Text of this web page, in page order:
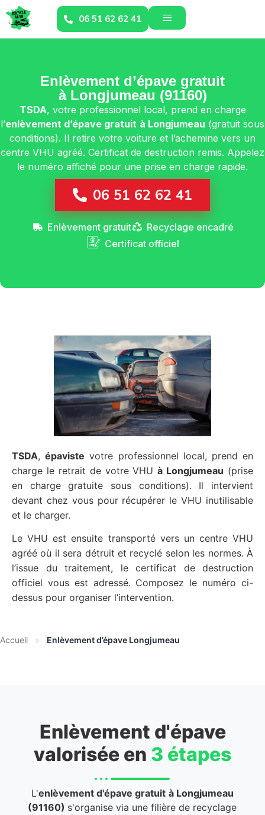
06 51 62 62 41
Enlèvement d’épave gratuit
à Longjumeau (91160)
TSDA, votre professionnel local, prend en charge
l’enlèvement d’épave gratuit à Longjumeau (gratuit sous
conditions). Il retire votre voiture et l’achemine vers un
centre VHU agréé. Certificat de destruction remis. Appelez
le numéro affiché pour une prise en charge rapide.
06 51 62 62 41
Enlèvement gratuit
Recyclage encadré
Certificat officiel
TSDA,épaviste votre professionnel local, prend en
charge le retrait de votre VHUà Longjumeau (prise
en charge gratuite sous conditions). Il intervient
devant chez vous pour récupérer le VHU inutilisable
et le charger.
Le VHU est ensuite transporté vers un centre VHU
agréé où il sera détruit et recyclé selon les normes. À
l’issue du traitement, le certificat de destruction
officiel vous est adressé. Composez le numéro ci-
dessus pour organiser l’intervention.
Accueil » Enlèvement d’épave Longjumeau
Enlèvement d'épave
valorisée en 3 étapes
L'enlèvement d'épave gratuit à Longjumeau
(91160) s'organise via une filière de recyclage